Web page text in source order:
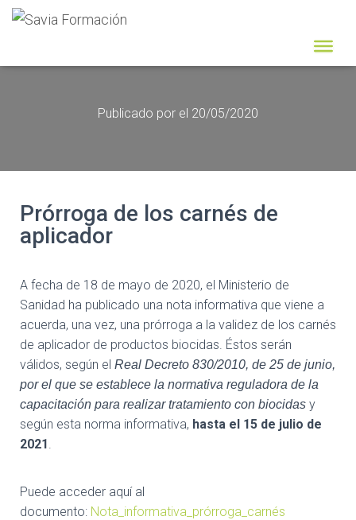
Publicado por el 20/05/2020
Prórroga de los carnés de
aplicador
A fecha de 18 de mayo de 2020, el Ministerio de
Sanidad ha publicado una nota informativa que viene a
acuerda, una vez, una prórroga a la validez de los carnés
de aplicador de productos biocidas. Éstos serán
válidos, según el Real Decreto 830/2010, de 25 de junio,
por el que se establece la normativa reguladora de la
capacitación para realizar tratamiento con biocidas y
según esta norma informativa, hasta el 15 de julio de
2021.
Puede acceder aquí al
documento: Nota_informativa_prórroga_carnés